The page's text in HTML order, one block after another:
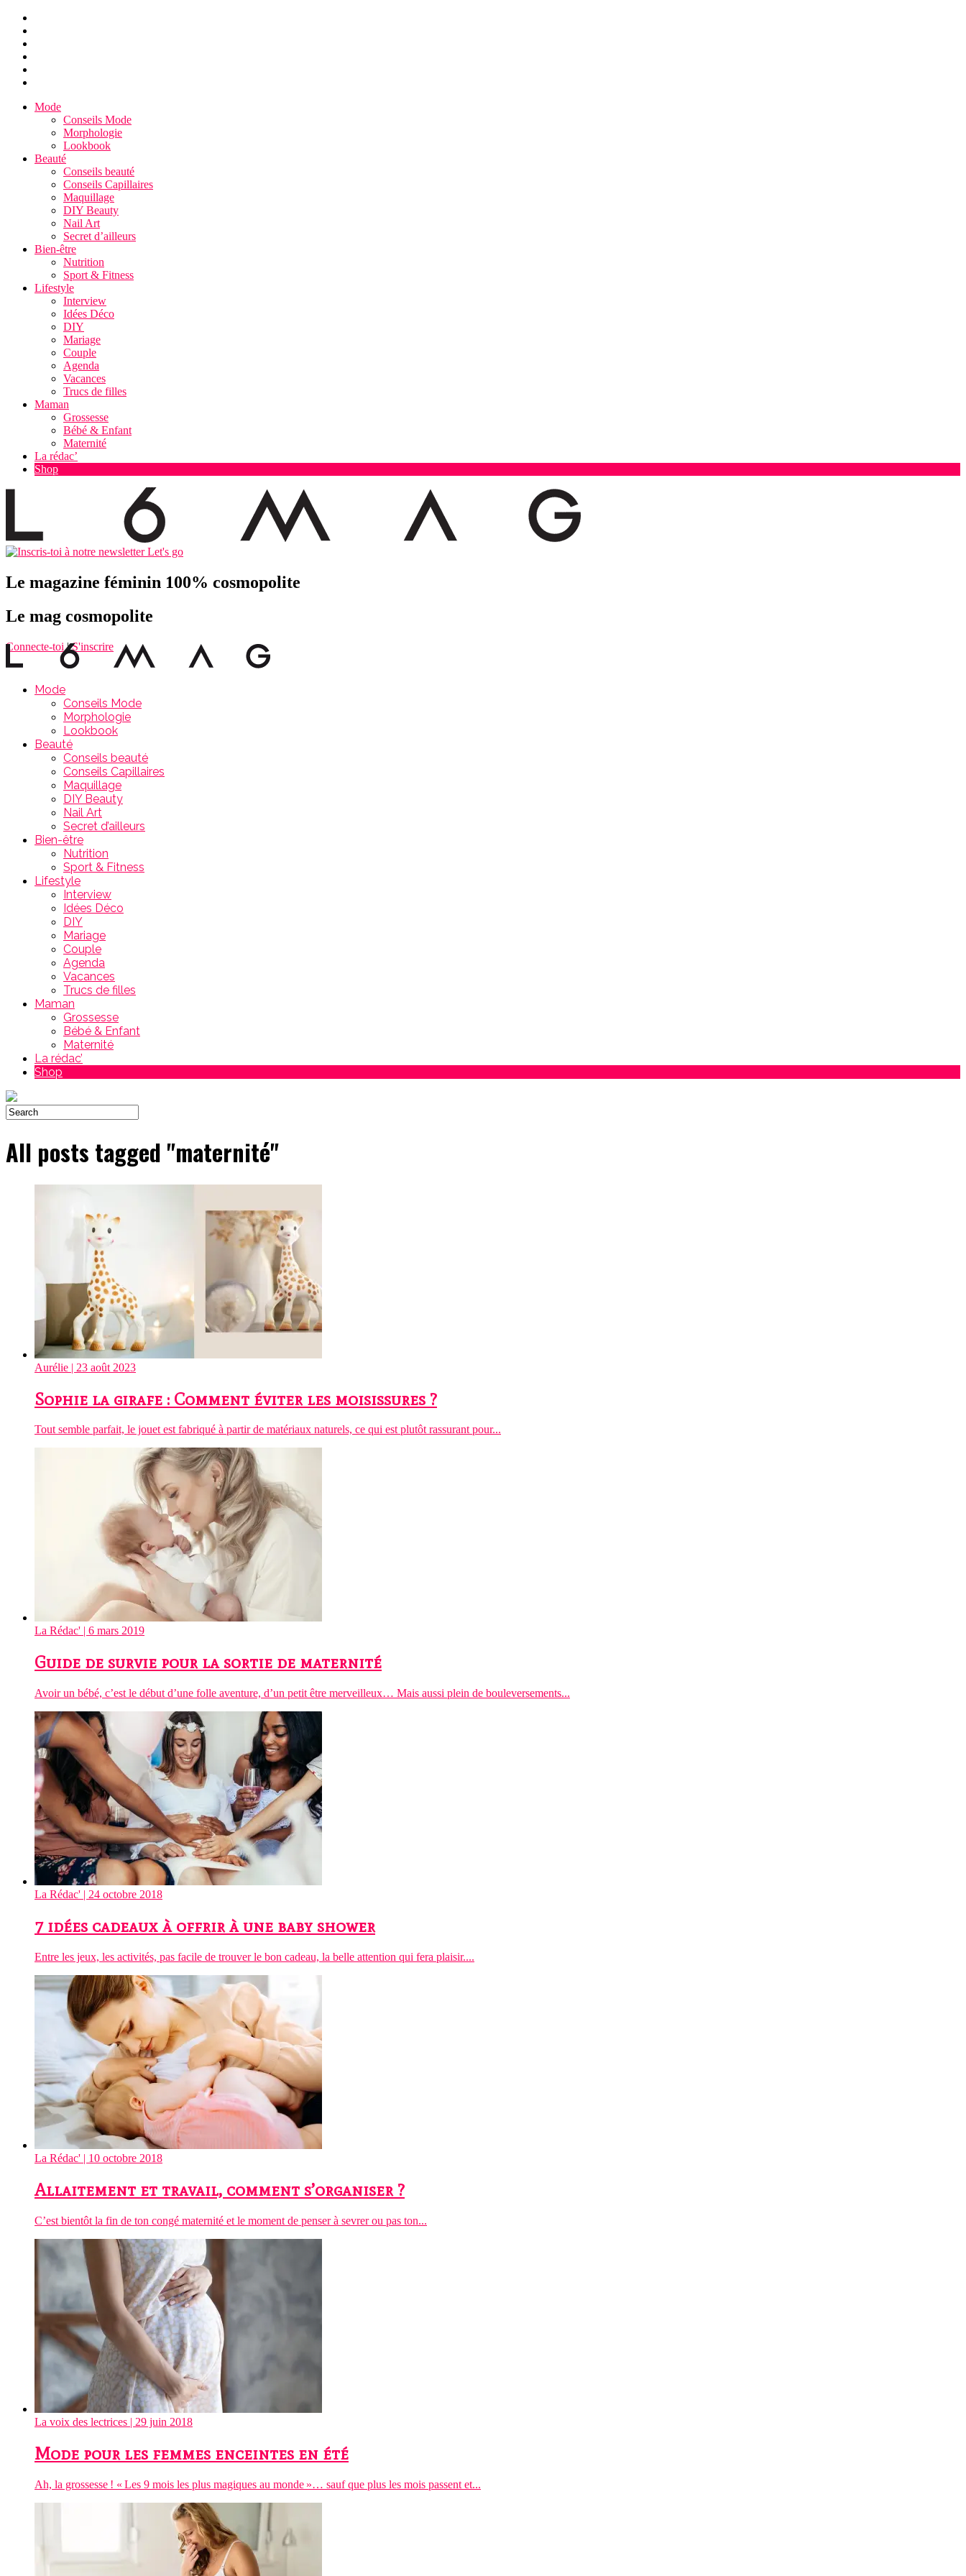
Mode
Conseils Mode
Morphologie
Lookbook
Beauté
Conseils beauté
Conseils Capillaires
Maquillage
DIY Beauty
Nail Art
Secret d’ailleurs
Bien-être
Nutrition
Sport & Fitness
Lifestyle
Interview
Idées Déco
DIY
Mariage
Couple
Agenda
Vacances
Trucs de filles
Maman
Grossesse
Bébé & Enfant
Maternité
La rédac’
Shop
Let's go
Le magazine féminin 100% cosmopolite
Le mag cosmopolite
Connecte-toi|S'inscrire
Mode
Conseils Mode
Morphologie
Lookbook
Beauté
Conseils beauté
Conseils Capillaires
Maquillage
DIY Beauty
Nail Art
Secret d’ailleurs
Bien-être
Nutrition
Sport & Fitness
Lifestyle
Interview
Idées Déco
DIY
Mariage
Couple
Agenda
Vacances
Trucs de filles
Maman
Grossesse
Bébé & Enfant
Maternité
La rédac’
Shop
All posts tagged "maternité"
Aurélie | 23 août 2023
Sophie la girafe : Comment éviter les moisissures ?
Tout semble parfait, le jouet est fabriqué à partir de matériaux naturels, ce qui est plutôt rassurant pour...
La Rédac' | 6 mars 2019
Guide de survie pour la sortie de maternité
Avoir un bébé, c’est le début d’une folle aventure, d’un petit être merveilleux… Mais aussi plein de bouleversements...
La Rédac' | 24 octobre 2018
7 idées cadeaux à offrir à une baby shower
Entre les jeux, les activités, pas facile de trouver le bon cadeau, la belle attention qui fera plaisir....
La Rédac' | 10 octobre 2018
Allaitement et travail, comment s’organiser ?
C’est bientôt la fin de ton congé maternité et le moment de penser à sevrer ou pas ton...
La voix des lectrices | 29 juin 2018
Mode pour les femmes enceintes en été
Ah, la grossesse ! « Les 9 mois les plus magiques au monde »… sauf que plus les mois passent et...